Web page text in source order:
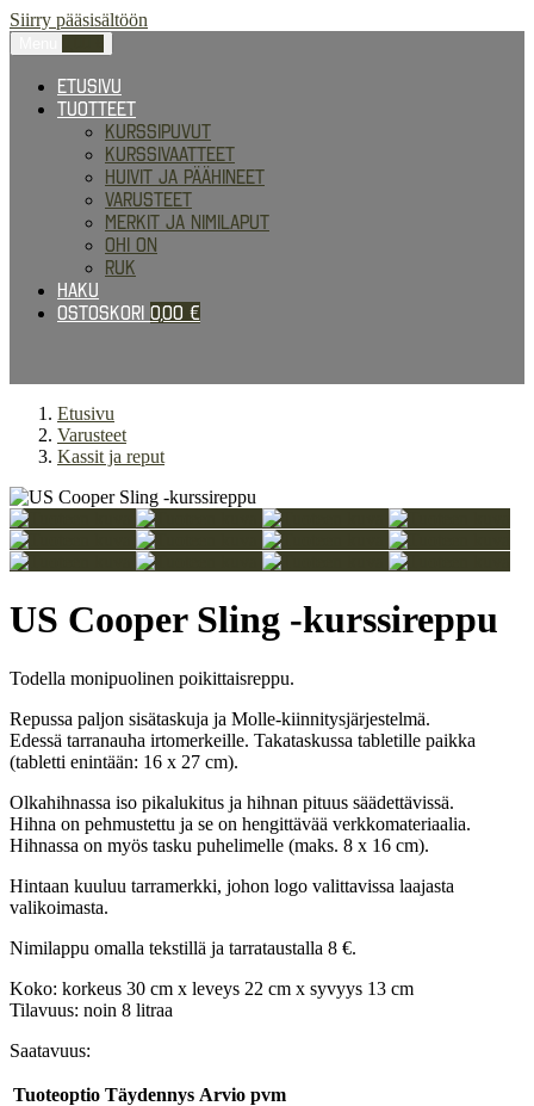
Siirry pääsisältöön
Etusivu
Tuotteet
Kurssipuvut
Kurssivaatteet
Huivit ja päähineet
Varusteet
Merkit ja nimilaput
Ohi on
RUK
Haku
Ostoskori 0,00 €
Etusivu
Varusteet
Kassit ja reput
US Cooper Sling -kurssireppu
Todella monipuolinen poikittaisreppu.
Repussa paljon sisätaskuja ja Molle-kiinnitysjärjestelmä.
Edessä tarranauha irtomerkeille. Takataskussa tabletille paikka
(tabletti enintään: 16 x 27 cm).
Olkahihnassa iso pikalukitus ja hihnan pituus säädettävissä.
Hihna on pehmustettu ja se on hengittävää verkkomateriaalia.
Hihnassa on myös tasku puhelimelle (maks. 8 x 16 cm).
Hintaan kuuluu tarramerkki, johon logo valittavissa laajasta
valikoimasta.
Nimilappu omalla tekstillä ja tarrataustalla 8 €.
Koko: korkeus 30 cm x leveys 22 cm x syvyys 13 cm
Tilavuus: noin 8 litraa
Saatavuus:
Tuoteoptio Täydennys Arvio pvm